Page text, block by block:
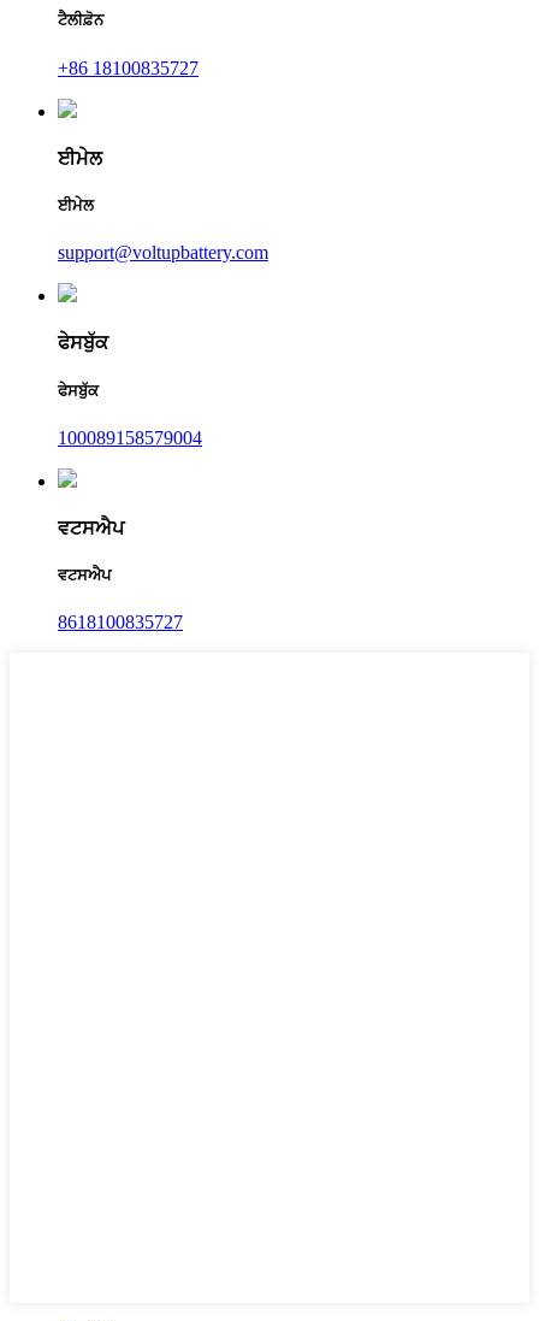
ਟੈਲੀਫ਼ੋਨ
+86 18100835727
ਈਮੇਲ
ਈਮੇਲ
support@voltupbattery.com
ਫੇਸਬੁੱਕ
ਫੇਸਬੁੱਕ
100089158579004
ਵਟਸਐਪ
ਵਟਸਐਪ
8618100835727